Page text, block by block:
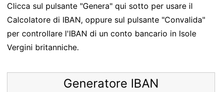
Clicca sul pulsante "Genera" qui sotto per usare il
Calcolatore di IBAN, oppure sul pulsante "Convalida"
per controllare l'IBAN di un conto bancario in Isole
Vergini britanniche.
Generatore IBAN